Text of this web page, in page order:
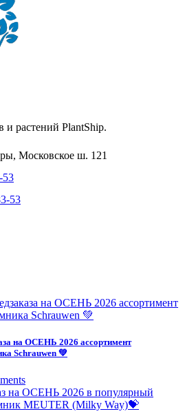
и растений PlantShip.
Московское ш. 121
53
53
на ОСЕНЬ 2026 ассортимент
Schrauwen 💚